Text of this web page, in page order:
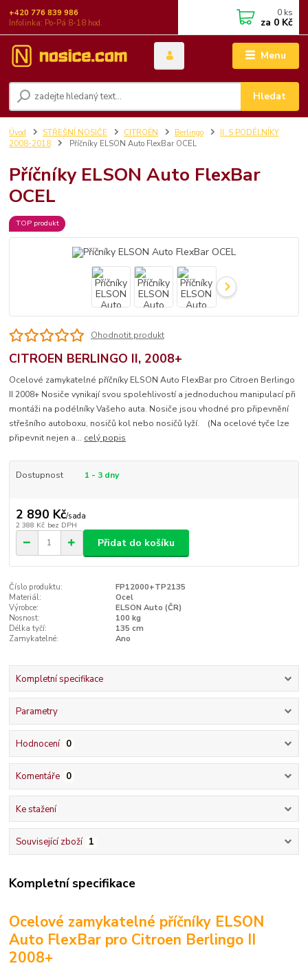
Menu
Hledat
+420 776 839 986
Infolinka: Po-Pá 8-18 hod.
0 ks
za 0 Kč
Úvod STŘEŠNÍ NOSIČE CITROËN Berlingo
II. S PODÉLNÍKY
2008-2018
Příčníky ELSON Auto FlexBar OCEL
Příčníky ELSON Auto FlexBar
OCEL
TOP produkt
Ohodnotit produkt
CITROEN BERLINGO II, 2008+
Ocelové zamykatelné příčníky ELSON Auto FlexBar pro Citroen Berlingo
II 2008+ Nosiče vynikají svou spolehlivostí a jednoduchou manipulací při
montáži na podélníky Vašeho auta. Nosiče jsou vhodné pro připevnění
střešního autoboxu, nosičů kol nebo nosičů lyží. (Na ocelové tyče lze
připevnit nejen a... celý popis
Dostupnost 1 - 3 dny
2 890 Kč/sada
2 388 Kč bez DPH
Přidat do košíku
Číslo produktu:
FP12000+TP2135
Materiál:
Ocel
Výrobce:
ELSON Auto (ČR)
Nosnost:
100 kg
Délka tyčí:
135 cm
Zamykatelné:
Ano
Kompletní specifikace
Parametry
Hodnocení 0
Komentáře 0
Ke stažení
Související zboží 1
Kompletní specifikace
Ocelové zamykatelné příčníky ELSON
Auto FlexBar pro Citroen Berlingo II
2008+